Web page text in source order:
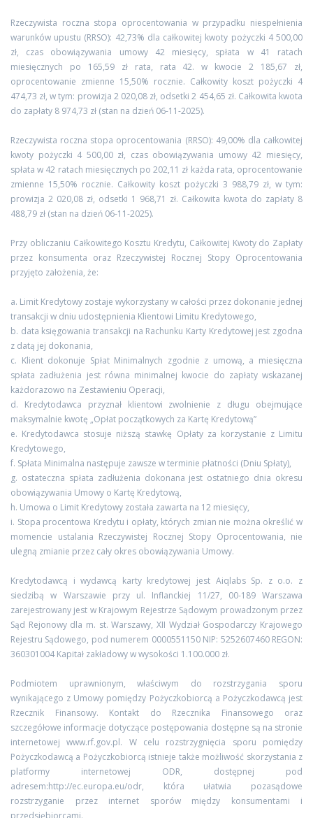
Rzeczywista roczna stopa oprocentowania w przypadku niespełnienia
warunków upustu (RRSO): 42,73% dla całkowitej kwoty pożyczki 4 500,00
zł, czas obowiązywania umowy 42 miesięcy, spłata w 41 ratach
miesięcznych po 165,59 zł rata, rata 42. w kwocie 2 185,67 zł,
oprocentowanie zmienne 15,50% rocznie. Całkowity koszt pożyczki 4
474,73 zł, w tym: prowizja 2 020,08 zł, odsetki 2 454,65 zł. Całkowita kwota
do zapłaty 8 974,73 zł (stan na dzień 06-11-2025).
Rzeczywista roczna stopa oprocentowania (RRSO): 49,00% dla całkowitej
kwoty pożyczki 4 500,00 zł, czas obowiązywania umowy 42 miesięcy,
spłata w 42 ratach miesięcznych po 202,11 zł każda rata, oprocentowanie
zmienne 15,50% rocznie. Całkowity koszt pożyczki 3 988,79 zł, w tym:
prowizja 2 020,08 zł, odsetki 1 968,71 zł. Całkowita kwota do zapłaty 8
488,79 zł (stan na dzień 06-11-2025).
Przy obliczaniu Całkowitego Kosztu Kredytu, Całkowitej Kwoty do Zapłaty
przez konsumenta oraz Rzeczywistej Rocznej Stopy Oprocentowania
przyjęto założenia, że:
a. Limit Kredytowy zostaje wykorzystany w całości przez dokonanie jednej
transakcji w dniu udostępnienia Klientowi Limitu Kredytowego,
b. data księgowania transakcji na Rachunku Karty Kredytowej jest zgodna
z datą jej dokonania,
c. Klient dokonuje Spłat Minimalnych zgodnie z umową, a miesięczna
spłata zadłużenia jest równa minimalnej kwocie do zapłaty wskazanej
każdorazowo na Zestawieniu Operacji,
d. Kredytodawca przyznał klientowi zwolnienie z długu obejmujące
maksymalnie kwotę „Opłat początkowych za Kartę Kredytową”
e. Kredytodawca stosuje niższą stawkę Opłaty za korzystanie z Limitu
Kredytowego,
f. Spłata Minimalna następuje zawsze w terminie płatności (Dniu Spłaty),
g. ostateczna spłata zadłużenia dokonana jest ostatniego dnia okresu
obowiązywania Umowy o Kartę Kredytową,
h. Umowa o Limit Kredytowy została zawarta na 12 miesięcy,
i. Stopa procentowa Kredytu i opłaty, których zmian nie można określić w
momencie ustalania Rzeczywistej Rocznej Stopy Oprocentowania, nie
ulegną zmianie przez cały okres obowiązywania Umowy.
Kredytodawcą i wydawcą karty kredytowej jest Aiqlabs Sp. z o.o. z
siedzibą w Warszawie przy ul. Inflanckiej 11/27, 00-189 Warszawa
zarejestrowany jest w Krajowym Rejestrze Sądowym prowadzonym przez
Sąd Rejonowy dla m. st. Warszawy, XII Wydział Gospodarczy Krajowego
Rejestru Sądowego, pod numerem 0000551150 NIP: 5252607460 REGON:
360301004 Kapitał zakładowy w wysokości 1.100.000 zł.
Podmiotem uprawnionym, właściwym do rozstrzygania sporu
wynikającego z Umowy pomiędzy Pożyczkobiorcą a Pożyczkodawcą jest
Rzecznik Finansowy. Kontakt do Rzecznika Finansowego oraz
szczegółowe informacje dotyczące postępowania dostępne są na stronie
internetowej www.rf.gov.pl. W celu rozstrzygnięcia sporu pomiędzy
Pożyczkodawcą a Pożyczkobiorcą istnieje także możliwość skorzystania z
platformy internetowej ODR, dostępnej pod
adresem:http://ec.europa.eu/odr, która ułatwia pozasądowe
rozstrzyganie przez internet sporów między konsumentami i
przedsiębiorcami.